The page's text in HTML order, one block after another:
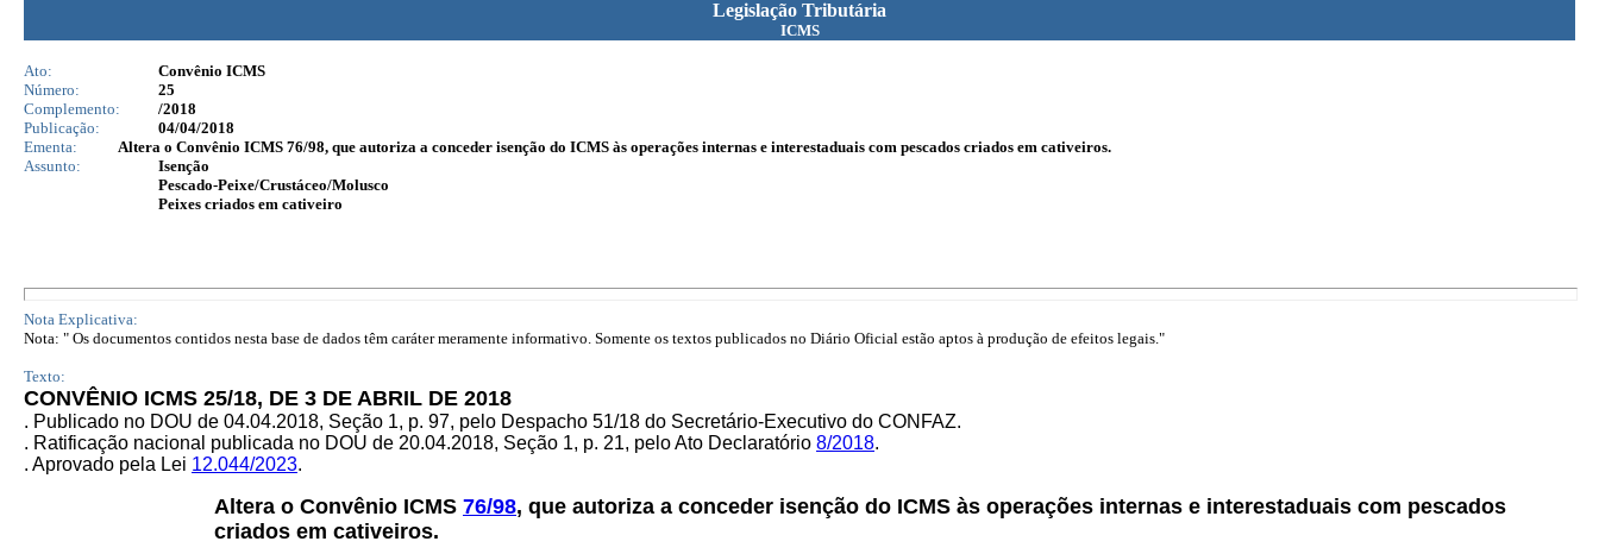
Legislação Tributária
ICMS
Ato:
Convênio ICMS
Número:
25
Complemento:
/2018
Publicação:
04/04/2018
Ementa:
Altera o Convênio ICMS 76/98, que autoriza a conceder isenção do ICMS às operações internas e interestaduais com pescados criados em cativeiros.
Assunto:
Isenção
Pescado-Peixe/Crustáceo/Molusco
Peixes criados em cativeiro
Nota Explicativa:
Nota: " Os documentos contidos nesta base de dados têm caráter meramente informativo. Somente os textos publicados no Diário Oficial estão aptos à produção de efeitos legais."
Texto:
CONVÊNIO ICMS 25/18, DE 3 DE ABRIL DE 2018
. Publicado no DOU de 04.04.2018, Seção 1, p. 97, pelo Despacho 51/18 do Secretário-Executivo do CONFAZ.
. Ratificação nacional publicada no DOU de 20.04.2018, Seção 1, p. 21, pelo Ato Declaratório 8/2018.
. Aprovado pela Lei 12.044/2023.
Altera o Convênio ICMS 76/98, que autoriza a conceder isenção do ICMS às operações internas e interestaduais com pescados
criados em cativeiros.